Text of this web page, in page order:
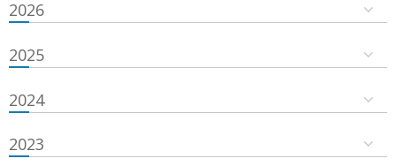
2026
2025
2024
2023